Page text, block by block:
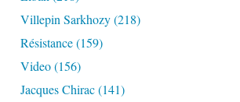
Villepin Sarkhozy(218)
Résistance(159)
Video(156)
Jacques Chirac(141)